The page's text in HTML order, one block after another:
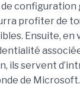
configuration
profiter de
Ensuite, en
ils servent
de